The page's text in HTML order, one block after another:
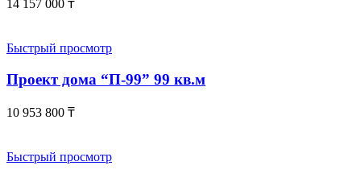
14 157 000 ₸
Быстрый просмотр
Проект дома “П-99” 99 кв.м
10 953 800 ₸
Быстрый просмотр